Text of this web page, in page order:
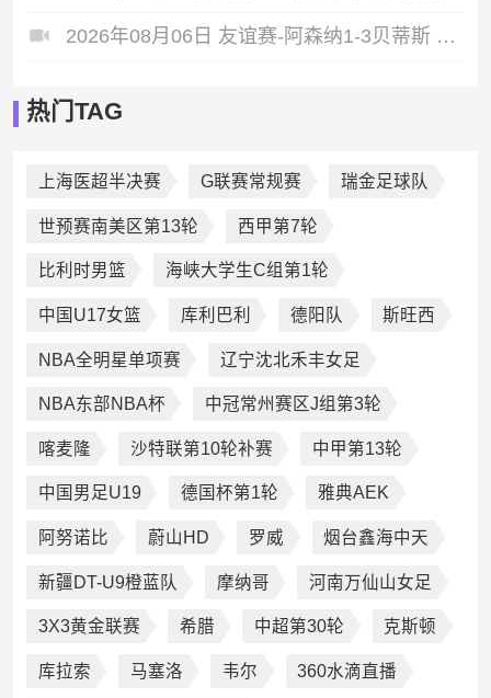
2026年08月06日 友谊赛-阿森纳1-3贝蒂斯 因卡皮耶破门难救主 福纳尔斯1射2传
热门TAG
上海医超半决赛 G联赛常规赛 瑞金足球队
世预赛南美区第13轮 西甲第7轮
比利时男篮 海峡大学生C组第1轮
中国U17女篮 库利巴利 德阳队 斯旺西
NBA全明星单项赛 辽宁沈北禾丰女足
NBA东部NBA杯 中冠常州赛区J组第3轮
喀麦隆 沙特联第10轮补赛 中甲第13轮
中国男足U19 德国杯第1轮 雅典AEK
阿努诺比 蔚山HD 罗威 烟台鑫海中天
新疆DT-U9橙蓝队 摩纳哥 河南万仙山女足
3X3黄金联赛 希腊 中超第30轮 克斯顿
库拉索 马塞洛 韦尔 360水滴直播